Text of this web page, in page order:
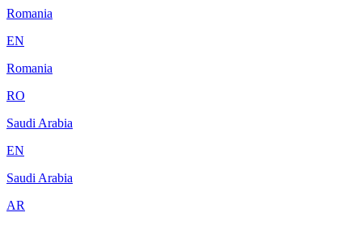
Romania
EN
Romania
RO
Saudi Arabia
EN
Saudi Arabia
AR